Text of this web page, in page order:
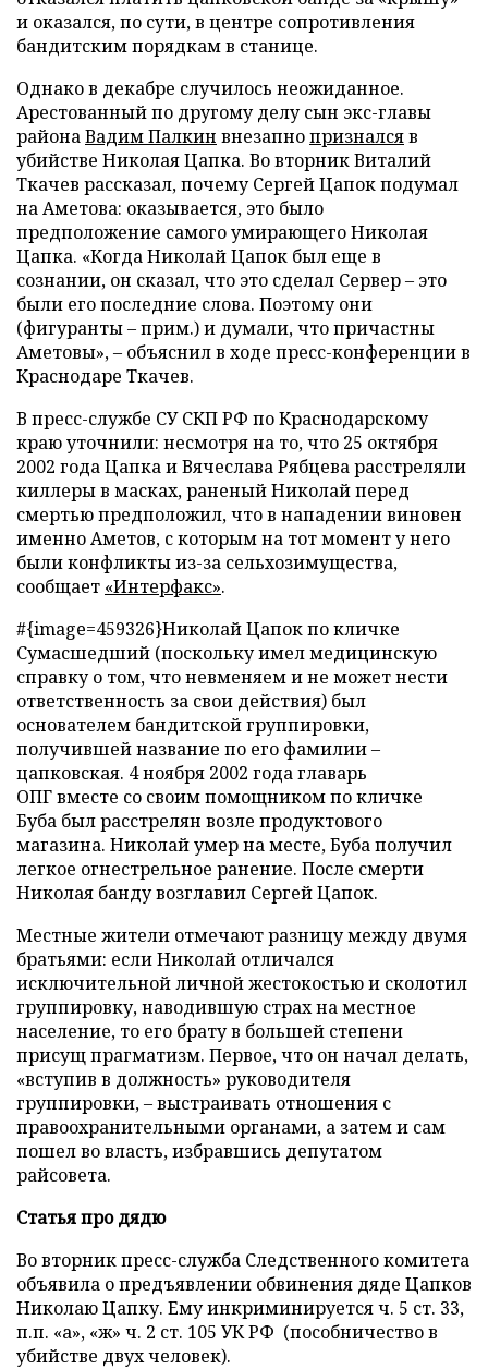
и оказался, по сути, в центре сопротивления
бандитским порядкам в станице.
Однако в декабре случилось неожиданное.
Арестованный по другому делу сын экс-главы
районаВадим Палкин внезапнопризналсяв
убийстве Николая Цапка. Во вторник Виталий
Ткачев рассказал, почему Сергей Цапок подумал
на Аметова: оказывается, это было
предположение самого умирающего Николая
Цапка. «Когда Николай Цапок был еще в
сознании, он сказал, что это сделал Сервер– это
были его последние слова. Поэтому они
(фигуранты – прим.) и думали, что причастны
Аметовы», – объяснил в ходе пресс-конференции в
Краснодаре Ткачев.
В пресс-службе СУ СКП РФ по Краснодарскому
краю уточнили: несмотря на то, что 25 октября
2002 года Цапка и Вячеслава Рябцева расстреляли
киллеры в масках, раненый Николай перед
смертью предположил, что в нападении виновен
именно Аметов, с которым на тот момент у него
были конфликты из-за сельхозимущества,
сообщает «Интерфакс».
#{image=459326}Николай Цапок по кличке
Сумасшедший (поскольку имел медицинскую
справку о том, что невменяем и не может нести
ответственность за свои действия) был
основателем бандитской группировки,
получившей название по его фамилии –
цапковская. 4 ноября 2002 года главарь
ОПГ вместе со своим помощником по кличке
Буба был расстрелян возле продуктового
магазина. Николай умер на месте, Буба получил
легкое огнестрельное ранение. После смерти
Николая банду возглавил Сергей Цапок.
Местные жители отмечают разницу между двумя
братьями: если Николай отличался
исключительной личной жестокостью и сколотил
группировку, наводившую страх на местное
население, то его брату в большей степени
присущ прагматизм. Первое, что он начал делать,
«вступив в должность» руководителя
группировки, – выстраивать отношения с
правоохранительными органами, а затем и сам
пошел во власть, избравшись депутатом
райсовета.
Статья про дядю
Во вторник пресс-служба Следственного комитета
объявила о предъявлении обвинения дяде Цапков
Николаю Цапку. Ему инкриминируется ч. 5 ст. 33,
п.п. «а», «ж» ч. 2 ст. 105 УК РФ (пособничество в
убийстве двух человек).